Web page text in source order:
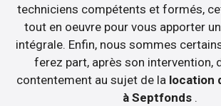
techniciens compétents et formés,
tout en oeuvre pour vous apporter
intégrale. Enfin, nous sommes
ferez part, après son intervention,
contentement au sujet de la location
à Septfonds .